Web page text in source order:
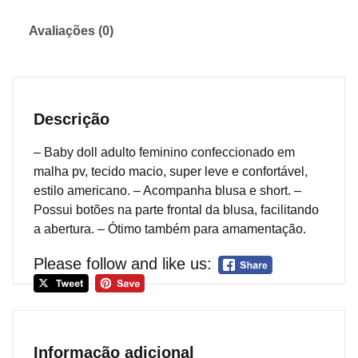
Avaliações (0)
Descrição
– Baby doll adulto feminino confeccionado em
malha pv, tecido macio, super leve e confortável,
estilo americano. – Acompanha blusa e short. –
Possui botões na parte frontal da blusa, facilitando
a abertura. – Ótimo também para amamentação.
Please follow and like us:
Informação adicional